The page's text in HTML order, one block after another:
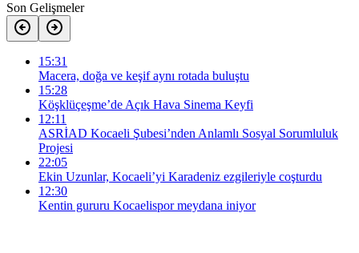
Son Gelişmeler
15:31
Macera, doğa ve keşif aynı rotada buluştu
15:28
Köşklüçeşme’de Açık Hava Sinema Keyfi
12:11
ASRİAD Kocaeli Şubesi’nden Anlamlı Sosyal Sorumluluk
Projesi
22:05
Ekin Uzunlar, Kocaeli’yi Karadeniz ezgileriyle coşturdu
12:30
Kentin gururu Kocaelispor meydana iniyor